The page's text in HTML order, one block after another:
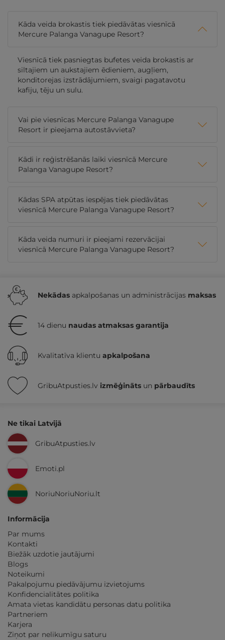
Kāda veida brokastis tiek piedāvātas viesnīcā
Mercure Palanga Vanagupe Resort?
Viesnīcā tiek pasniegtas bufetes veida brokastis ar
siltajiem un aukstajiem ēdieniem, augļiem,
konditorejas izstrādājumiem, svaigi pagatavotu
kafiju, tēju un sulu.
Vai pie viesnīcas Mercure Palanga Vanagupe
Resort ir pieejama autostāvvieta?
Kādi ir reģistrēšanās laiki viesnīcā Mercure
Palanga Vanagupe Resort?
Kādas SPA atpūtas iespējas tiek piedāvātas
viesnīcā Mercure Palanga Vanagupe Resort?
Kāda veida numuri ir pieejami rezervācijai
viesnīcā Mercure Palanga Vanagupe Resort?
Nekādas apkalpošanas un administrācijas maksas
14 dienu naudas atmaksas garantija
Kvalitatīva klientu apkalpošana
GribuAtpusties.lv izmēģināts un pārbaudīts
Ne tikai Latvijā
GribuAtpusties.lv
Emoti.pl
NoriuNoriuNoriu.lt
Informācija
Par mums
Kontakti
Biežāk uzdotie jautājumi
Blogs
Noteikumi
Pakalpojumu piedāvājumu izvietojums
Konfidencialitātes politika
Amata vietas kandidātu personas datu politika
Partneriem
Karjera
Ziņot par nelikumīgu saturu